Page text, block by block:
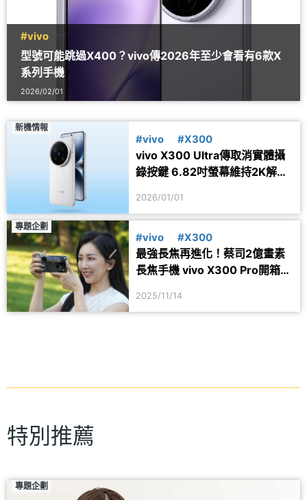
#vivo
型號可能跳過X400？vivo傳2026年至少會看有6款X
系列手機
2026/02/01
新機情報
#vivo #X300
vivo X300 Ultra傳取消實體攝
錄按鍵 6.82吋螢幕維持2K解析
2026/01/01
專題企劃
#vivo #X300
最強長焦再進化！蔡司2億畫素
長焦手機 vivo X300 Pro開箱與
2025/11/14
特別推薦
專題企劃